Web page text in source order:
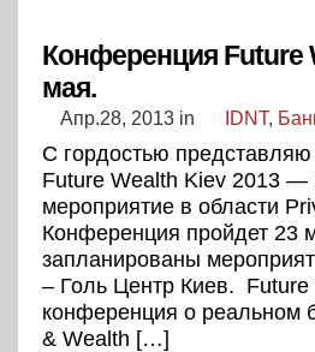
Конференция Future
мая.
Апр.28, 2013 in IDNT,
С гордостью
Future Wealth Kiev 2013 —
мероприятие в области
Конференция пройдет 23
запланированы
– Голь Центр Киев.
конференция о реальном
& Wealth […]